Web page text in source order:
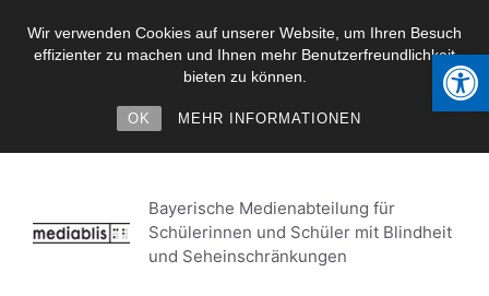
Wir verwenden Cookies auf unserer Website, um Ihren Besuch
effizienter zu machen und Ihnen mehr Benutzerfreundlichkeit
bieten zu können.
OK MEHR INFORMATIONEN
springen
Bayerische Medienabteilung für
Schülerinnen und Schüler mit Blindheit
und Seheinschränkungen